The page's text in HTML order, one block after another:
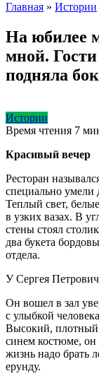
Главная » Истории
На юбилее
мной.
подняла
Истории
Время чтения 7
Красивый вечер
Ресторан
специально умели
Теплый свет,
в узких вазах. В
стены стоял
два букета
отдела.
У Сергея
Он вошел в зал
с улыбкой
Высокий,
синем костюме, он
жизнь надо брать
ерунду.